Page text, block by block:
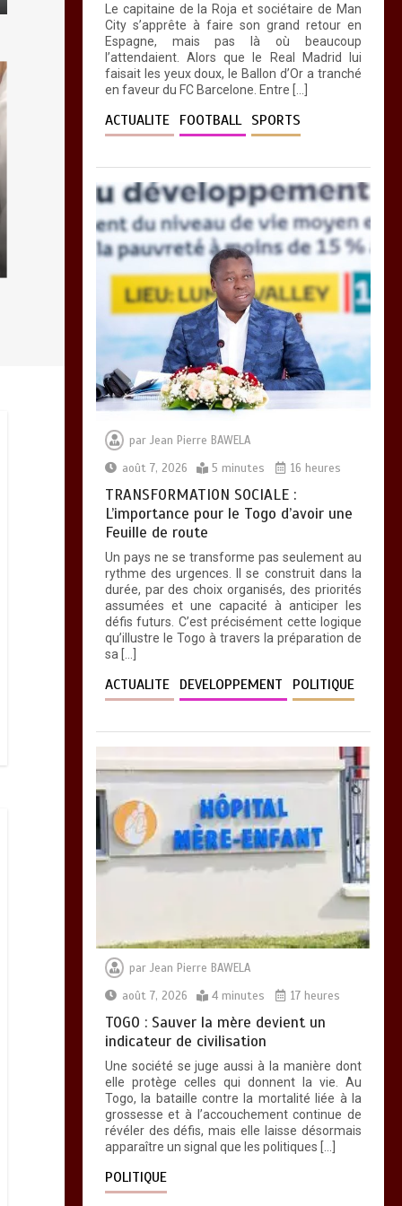
0 4 minutes
Le capitaine de la Roja et sociétaire de Man
City s’apprête à faire son grand retour en
Espagne, mais pas là où beaucoup
l’attendaient. Alors que le Real Madrid lui
faisait les yeux doux, le Ballon d’Or a tranché
en faveur du FC Barcelone. Entre […]
ACTUALITE FOOTBALL SPORTS
par Jean Pierre BAWELA
août 7, 2026
5 minutes 16 heures
TRANSFORMATION SOCIALE :
L’importance pour le Togo d’avoir une
Feuille de route
Un pays ne se transforme pas seulement au
rythme des urgences. Il se construit dans la
durée, par des choix organisés, des priorités
assumées et une capacité à anticiper les
défis futurs. C’est précisément cette logique
qu’illustre le Togo à travers la préparation de
sa […]
ACTUALITE DEVELOPPEMENT POLITIQUE
par Jean Pierre BAWELA
août 7, 2026
4 minutes 17 heures
TOGO : Sauver la mère devient un
indicateur de civilisation
Une société se juge aussi à la manière dont
elle protège celles qui donnent la vie. Au
Togo, la bataille contre la mortalité liée à la
grossesse et à l’accouchement continue de
révéler des défis, mais elle laisse désormais
apparaître un signal que les politiques […]
POLITIQUE